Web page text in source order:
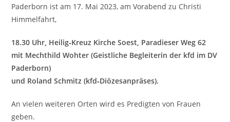
Paderborn ist am 17. Mai 2023, am Vorabend zu Christi
Himmelfahrt,
18.30 Uhr, Heilig‐Kreuz Kirche Soest, Paradieser Weg 62
mit Mechthild Wohter (Geistliche Begleiterin der kfd im DV
Paderborn)
und Roland Schmitz (kfd‐Diözesanpräses).
An vielen weiteren Orten wird es Predigten von Frauen
geben.